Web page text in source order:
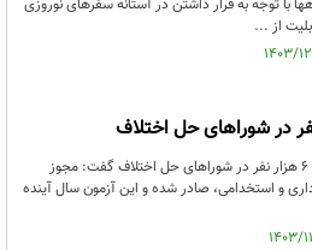
با توجه به قرار داشتن در آستانه سفرهای نوروزی
از ...
صادقی با اشاره به اخذ مجوز استخدام ۶ هزار نفر در شوراهای حل اختلاف گفت: مجوز
اداری و استخدامی، صادر شده و این آزمون سال آینده